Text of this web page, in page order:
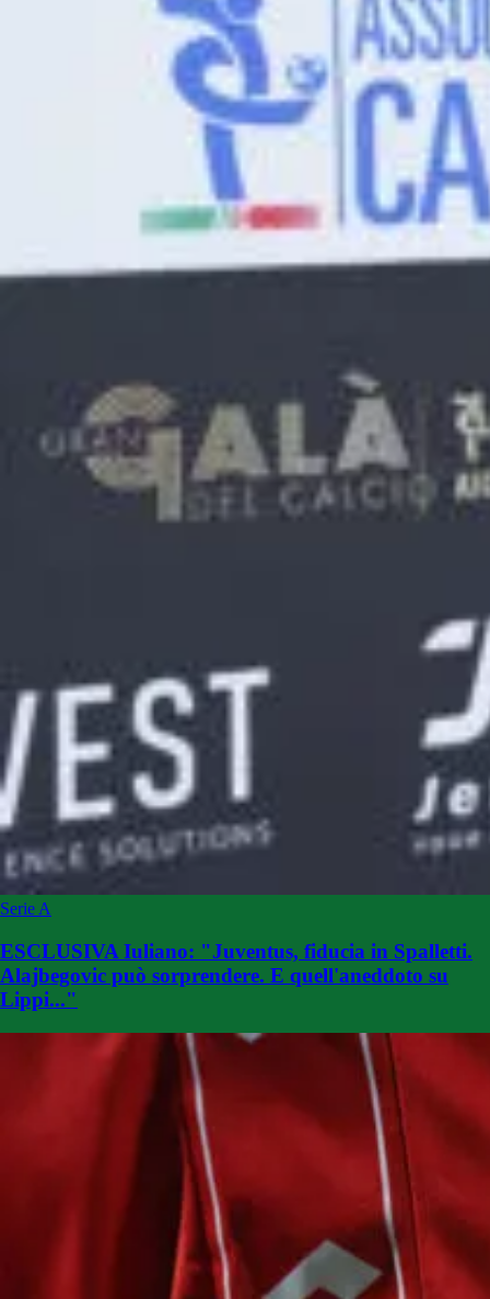
Serie A
ESCLUSIVA Iuliano: "Juventus, fiducia in Spalletti.
Alajbegovic può sorprendere. E quell'aneddoto su
Lippi..."